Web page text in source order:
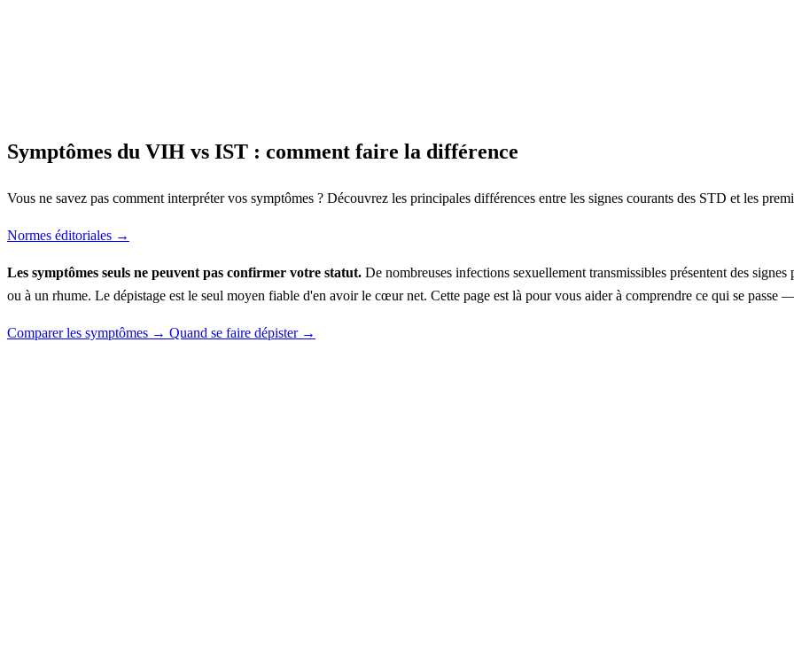
Symptômes du VIH vs IST : comment faire la différence
Vous ne savez pas comment interpréter vos symptômes ? Découvrez les principales différences entre les signes courants des STD et les
Normes éditoriales →
Les symptômes seuls ne peuvent pas confirmer votre statut. De nombreuses infections sexuellement transmissibles présentent des
ou à un rhume. Le dépistage est le seul moyen fiable d'en avoir le cœur net. Cette page est là pour vous aider à comprendre ce qui se passe
Comparer les symptômes → Quand se faire dépister →